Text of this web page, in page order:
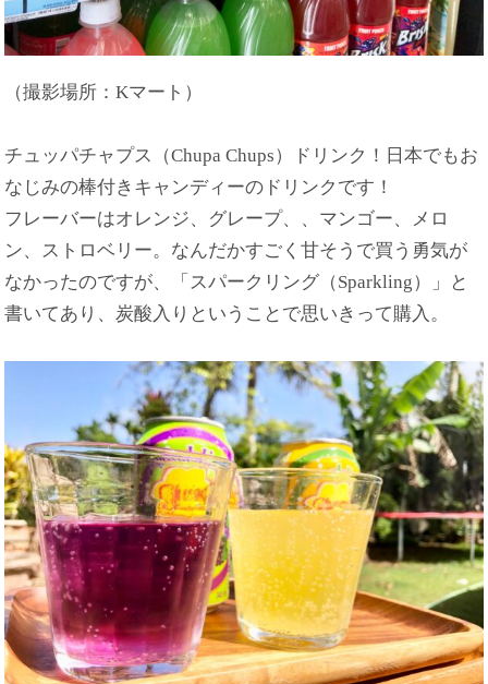
（撮影場所：Kマート）
チュッパチャプス（Chupa Chups）ドリンク！日本でもお
なじみの棒付きキャンディーのドリンクです！
フレーバーはオレンジ、グレープ、、マンゴー、メロ
ン、ストロベリー。なんだかすごく甘そうで買う勇気が
なかったのですが、「スパークリング（Sparkling）」と
書いてあり、炭酸入りということで思いきって購入。